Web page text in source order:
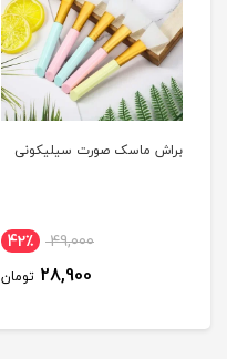
براش ماسک صورت سیلیکونی
49,000 42٪
28,900 تومان